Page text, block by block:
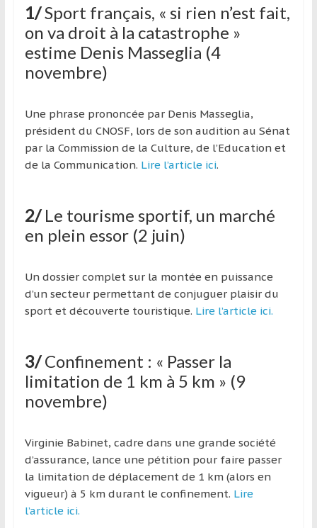
passion,
en
profitant
de
découverte
culturelle
d’un
pays
région
1/Sport français, « si rien n’est fait,
on va droit à la catastrophe »
estime Denis Masseglia (4
novembre)
Une phrase prononcée par Denis Masseglia,
président du CNOSF, lors de son audition au Sénat
par la Commission de la Culture, de l’Education et
de la Communication. Lire l’article ici.
2/Le tourisme sportif, un marché
en plein essor (2 juin)
Un dossier complet sur la montée en puissance
d’un secteur permettant de conjuguer plaisir du
sport et découverte touristique. Lire l’article ici.
3/Confinement : « Passer la
limitation de 1 km à 5 km » (9
novembre)
Virginie Babinet, cadre dans une grande société
d’assurance, lance une pétition pour faire passer
la limitation de déplacement de 1 km (alors en
vigueur) à 5 km durant le confinement. Lire
l’article ici.